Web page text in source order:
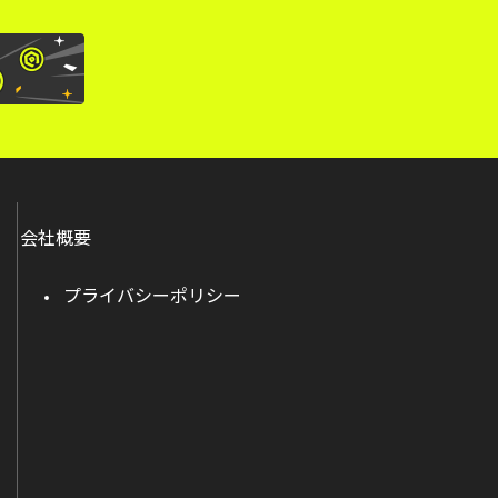
会社概要
プライバシーポリシー